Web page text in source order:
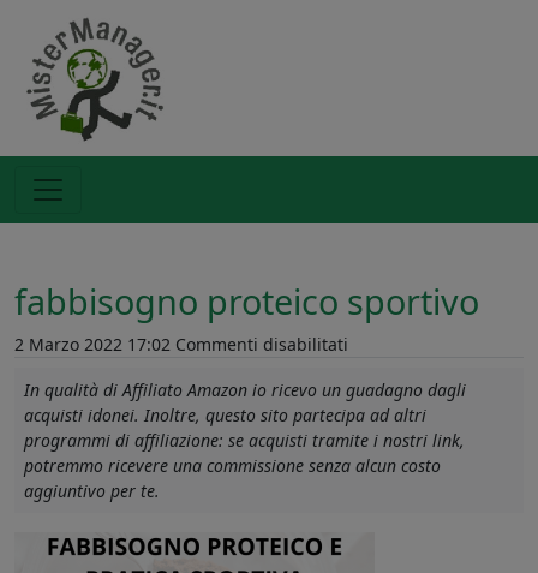
fabbisogno proteico sportivo
2 Marzo 2022 17:02 Commenti disabilitati
proteico
sportivo
In qualità di Affiliato Amazon io ricevo un guadagno dagli
acquisti idonei. Inoltre, questo sito partecipa ad altri
programmi di affiliazione: se acquisti tramite i nostri link,
potremmo ricevere una commissione senza alcun costo
aggiuntivo per te.